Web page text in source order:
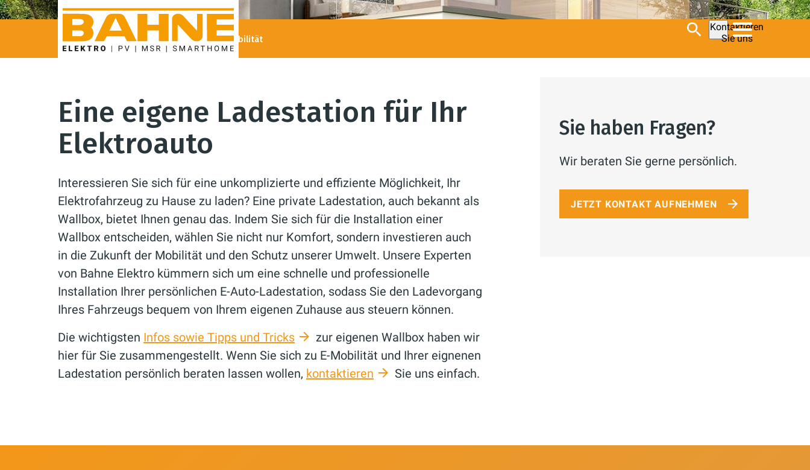
Kontaktieren
Sie uns
Bahne Elektro GmbH Privatkunden E-Mobilität
Eine eigene Ladestation für Ihr
Elektroauto
Interessieren Sie sich für eine unkomplizierte und effiziente Möglichkeit, Ihr
Elektrofahrzeug zu Hause zu laden? Eine private Ladestation, auch bekannt als
Wallbox, bietet Ihnen genau das. Indem Sie sich für die Installation einer
Wallbox entscheiden, wählen Sie nicht nur Komfort, sondern investieren auch
in die Zukunft der Mobilität und den Schutz unserer Umwelt. Unsere Experten
von Bahne Elektro kümmern sich um eine schnelle und professionelle
Installation Ihrer persönlichen E-Auto-Ladestation, sodass Sie den Ladevorgang
Ihres Fahrzeugs bequem von Ihrem eigenen Zuhause aus steuern können.
Die wichtigsten Infos sowie Tipps und Tricks
zur eigenen Wallbox haben wir
hier für Sie zusammengestellt. Wenn Sie sich zu E-Mobilität und Ihrer eignenen
Ladestation persönlich beraten lassen wollen, kontaktieren Sie uns einfach.
Sie haben Fragen?
Wir beraten Sie gerne persönlich.
JETZT KONTAKT AUFNEHMEN